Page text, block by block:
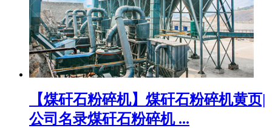
【煤矸石粉碎机】煤矸石粉碎机黄页|
公司名录煤矸石粉碎机 ...